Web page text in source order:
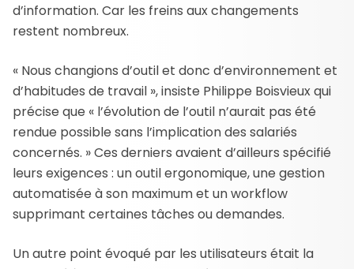
d’information. Car les freins aux changements
restent nombreux.
« Nous changions d’outil et donc d’environnement et
d’habitudes de travail », insiste Philippe Boisvieux qui
précise que « l’évolution de l’outil n’aurait pas été
rendue possible sans l’implication des salariés
concernés. » Ces derniers avaient d’ailleurs spécifié
leurs exigences : un outil ergonomique, une gestion
automatisée à son maximum et un workflow
supprimant certaines tâches ou demandes.
Un autre point évoqué par les utilisateurs était la